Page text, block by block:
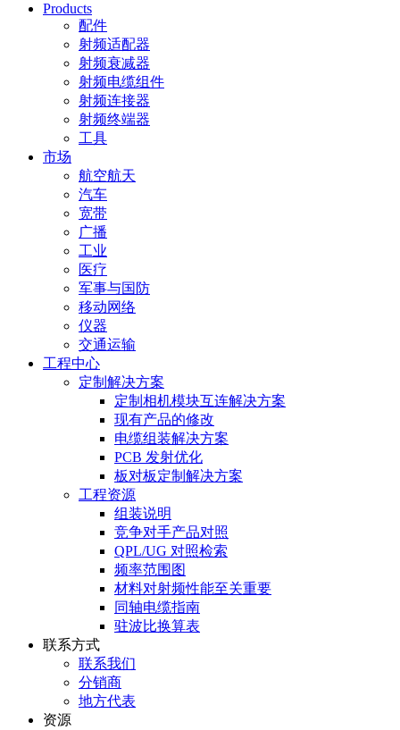
Products
配件
射频适配器
射频衰减器
射频电缆组件
射频连接器
射频终端器
工具
市场
航空航天
汽车
宽带
广播
工业
医疗
军事与国防
移动网络
仪器
交通运输
工程中心
定制解决方案
定制相机模块互连解决方案
现有产品的修改
电缆组装解决方案
PCB 发射优化
板对板定制解决方案
工程资源
组装说明
竞争对手产品对照
QPL/UG 对照检索
频率范围图
材料对射频性能至关重要
同轴电缆指南
驻波比换算表
联系方式
联系我们
分销商
地方代表
资源